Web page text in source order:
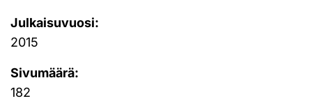
Julkaisuvuosi:
2015
Sivumäärä:
182